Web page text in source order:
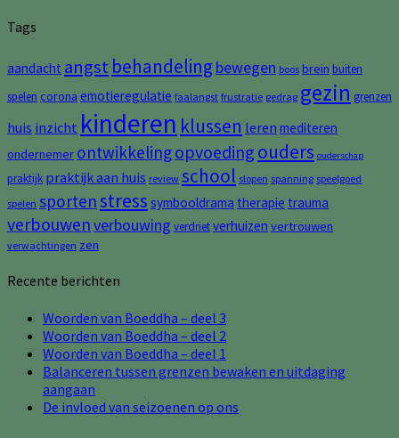
Tags
aandacht angst behandeling bewegen boos brein buiten
spelen corona emotieregulatie faalangst frustratie gedrag gezin grenzen
huis inzicht kinderen klussen leren mediteren
ondernemer ontwikkelingopvoeding ouders ouderschap
praktijk praktijk aan huis review school slopen spanning speelgoed
spelen sportenstress symbooldrama therapie trauma
verbouwenverbouwing verdrietverhuizen vertrouwen
verwachtingen zen
Recente berichten
Woorden van Boeddha – deel 3
Woorden van Boeddha – deel 2
Woorden van Boeddha – deel 1
Balanceren tussen grenzen bewaken en uitdaging
aangaan
De invloed van seizoenen op ons